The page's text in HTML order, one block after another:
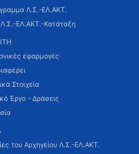
Λ.Σ.-ΕΛ.ΑΚΤ.
ΕΛ.ΑΚΤ.-Κατάταξη
εφαρμογές
Στοιχεία
Έργο - Δράσεις
του Αρχηγείου Λ.Σ.-ΕΛ.ΑΚΤ.